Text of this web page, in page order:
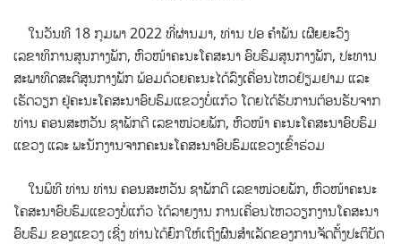
ໃນວັນທີ 18 ກຸມພາ 2022 ທີ່ຜ່ານມາ, ທ່ານ ປອ ຄຳພັນ ເຜີຍຍະວົງ
ເລຂາທິການສູນກາງພັກ, ຫົວໜ້າຄະນະໂຄສະນາ ອົບຮົມສູນກາງພັກ, ປະທານ
ສະພາທິດສະດີສູນກາງພັກ ພ້ອມດ້ວຍຄະນະໄດ້ລົງເຄື່ອນໄຫວຢ້ຽມຢາມ ແລະ
ເຮັດວຽກ ຢູ່ຄະນະໂຄສະນາອົບຮົມແຂວງບໍ່ແກ້ວ ໂດຍໄດ້ຮັບການຕ້ອນຮັບຈາກ
ທ່ານ ຄອນສະຫວັນ ຊາພັກດີ ເລຂາໜ່ວຍພັກ, ຫົວໜ້າ ຄະນະໂຄສະນາອົບຮົມ
ແຂວງ ແລະ ພະນັກງານຈາກຄະນະໂຄສະນາອົບຮົມແຂວງເຂົ້າຮ່ວມ
ໃນພິທີ ທ່ານ ທ່ານ ຄອນສະຫວັນ ຊາພັກດີ ເລຂາໜ່ວຍພັກ, ຫົວໜ້າຄະນະ
ໂຄສະນາອົບຮົມແຂວງບໍ່ແກ້ວ ໄດ້ລາຍງານ ການເຄື່ອນໄຫວວຽກງານໂຄສະນາ
ອົບຮົມ ຂອງແຂວງ ເຊີ່ງ ທ່ານໄດ້ຍົກໃຫ້ເຖິງຜົນສຳເລັດຂອງການຈັດຕັ້ງປະຕິບັດ